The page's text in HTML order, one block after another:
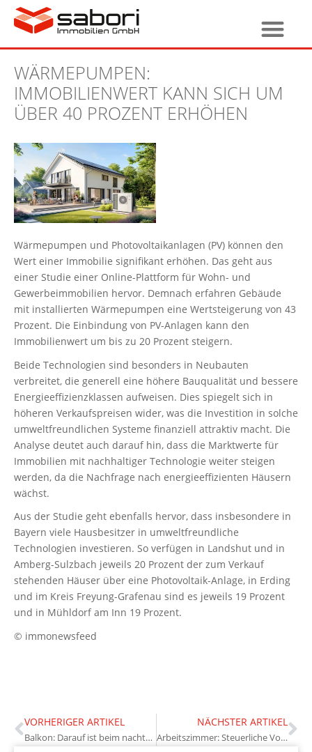
WÄRMEPUMPEN:
IMMOBILIENWERT KANN SICH UM
ÜBER 40 PROZENT ERHÖHEN
Wärmepumpen und Photovoltaikanlagen (PV) können den
Wert einer Immobilie signifikant erhöhen. Das geht aus
einer Studie einer Online-Plattform für Wohn- und
Gewerbeimmobilien hervor. Demnach erfahren Gebäude
mit installierten Wärmepumpen eine Wertsteigerung von 43
Prozent. Die Einbindung von PV-Anlagen kann den
Immobilienwert um bis zu 20 Prozent steigern.
Beide Technologien sind besonders in Neubauten
verbreitet, die generell eine höhere Bauqualität und bessere
Energieeffizienzklassen aufweisen. Dies spiegelt sich in
höheren Verkaufspreisen wider, was die Investition in solche
umweltfreundlichen Systeme finanziell attraktiv macht. Die
Analyse deutet auch darauf hin, dass die Marktwerte für
Immobilien mit nachhaltiger Technologie weiter steigen
werden, da die Nachfrage nach energieeffizienten Häusern
wächst.
Aus der Studie geht ebenfalls hervor, dass insbesondere in
Bayern viele Hausbesitzer in umweltfreundliche
Technologien investieren. So verfügen in Landshut und in
Amberg-Sulzbach jeweils 20 Prozent der zum Verkauf
stehenden Häuser über eine Photovoltaik-Anlage, in Erding
und im Kreis Freyung-Grafenau sind es jeweils 19 Prozent
und in Mühldorf am Inn 19 Prozent.
© immonewsfeed
VORHERIGER ARTIKEL
Balkon: Darauf ist beim nachträglichen Anbau zu achten
NÄCHSTER ARTIKEL
Arbeitszimmer: Steuerliche Vorteile und flexible Nutzungsmöglichkeiten